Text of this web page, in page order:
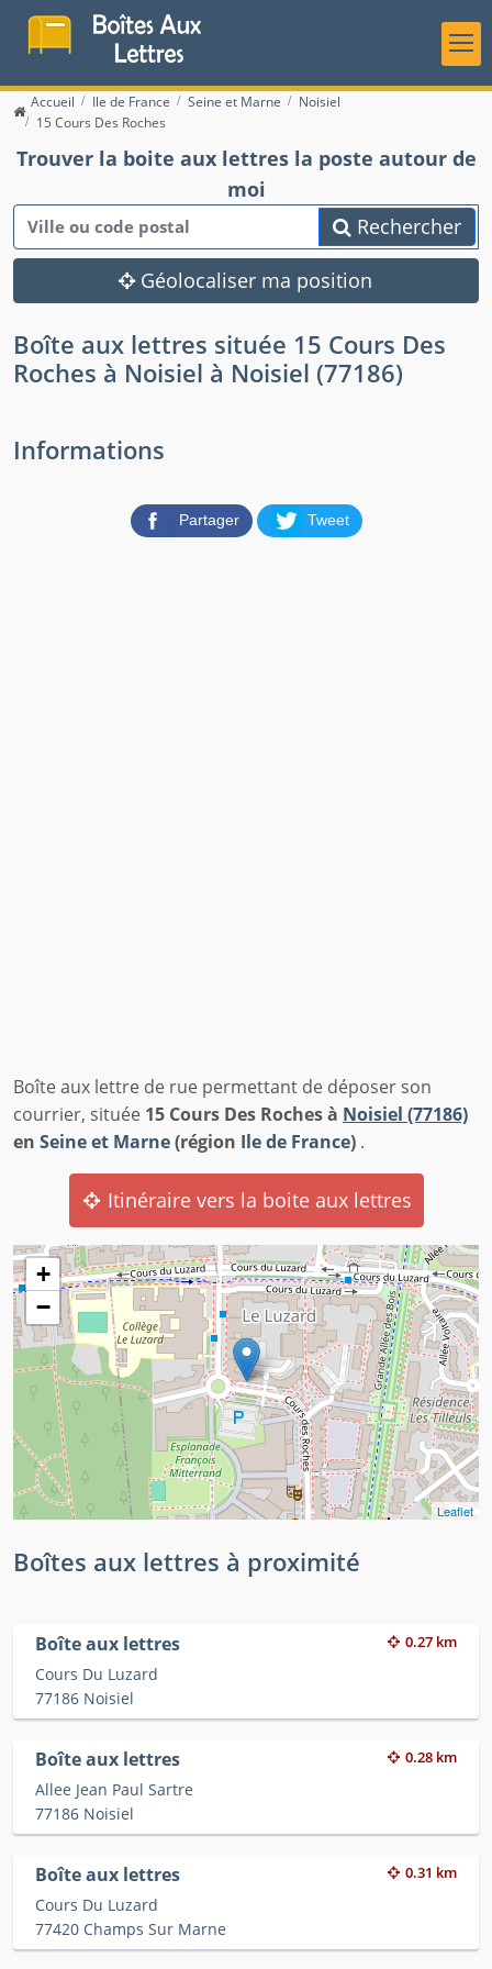
Accueil Ile de France Seine et Marne
Noisiel
15 Cours Des Roches
Trouver la boite aux lettres la poste autour de
moi
Rechercher
Géolocaliser ma position
Boîte aux lettres située 15 Cours Des
Roches à Noisiel à Noisiel (77186)
Informations
Partager Tweet
Boîte aux lettre de rue permettant de déposer son
courrier, située 15 Cours Des Roches à Noisiel (77186)
en Seine et Marne(région Ile de France) .
Itinéraire vers la boite aux lettres
+
−
Leaflet
Boîtes aux lettres à proximité
Boîte aux lettres 0.27 km
Cours Du Luzard
77186 Noisiel
Boîte aux lettres 0.28 km
Allee Jean Paul Sartre
77186 Noisiel
Boîte aux lettres 0.31 km
Cours Du Luzard
77420 Champs Sur Marne